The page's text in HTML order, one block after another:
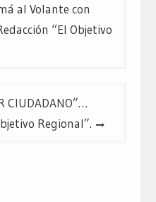
al Volante con
“El Objetivo
CIUDADANO”…
Regional”.